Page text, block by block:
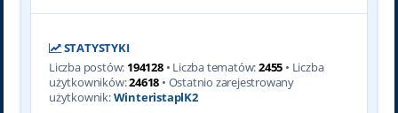
STATYSTYKI
Liczba postów: 194128• Liczba tematów:2455 • Liczba
użytkowników:24618 • Ostatnio zarejestrowany
użytkownik:WinteristaplK2